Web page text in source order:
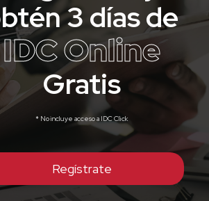
3 días de
IDC Online
Gratis
* No incluye acceso a IDC Click
Regístrate